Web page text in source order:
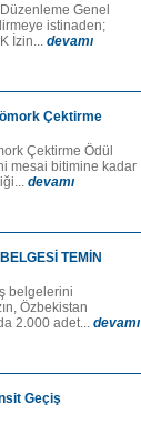
Genel
istinaden;
İzin... devamı
Çektirme
Çektirme Ödül
mesai bitimine kadar
devamı
TEMİN
belgelerini
Özbekistan
2.000 adet... devamı
Geçiş